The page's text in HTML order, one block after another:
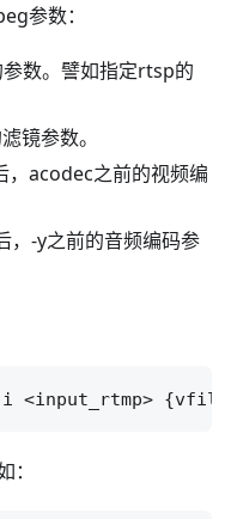
参数：
数。譬如指定rtsp的
镜参数。
acodec之前的视频编
-y之前的音频编码参